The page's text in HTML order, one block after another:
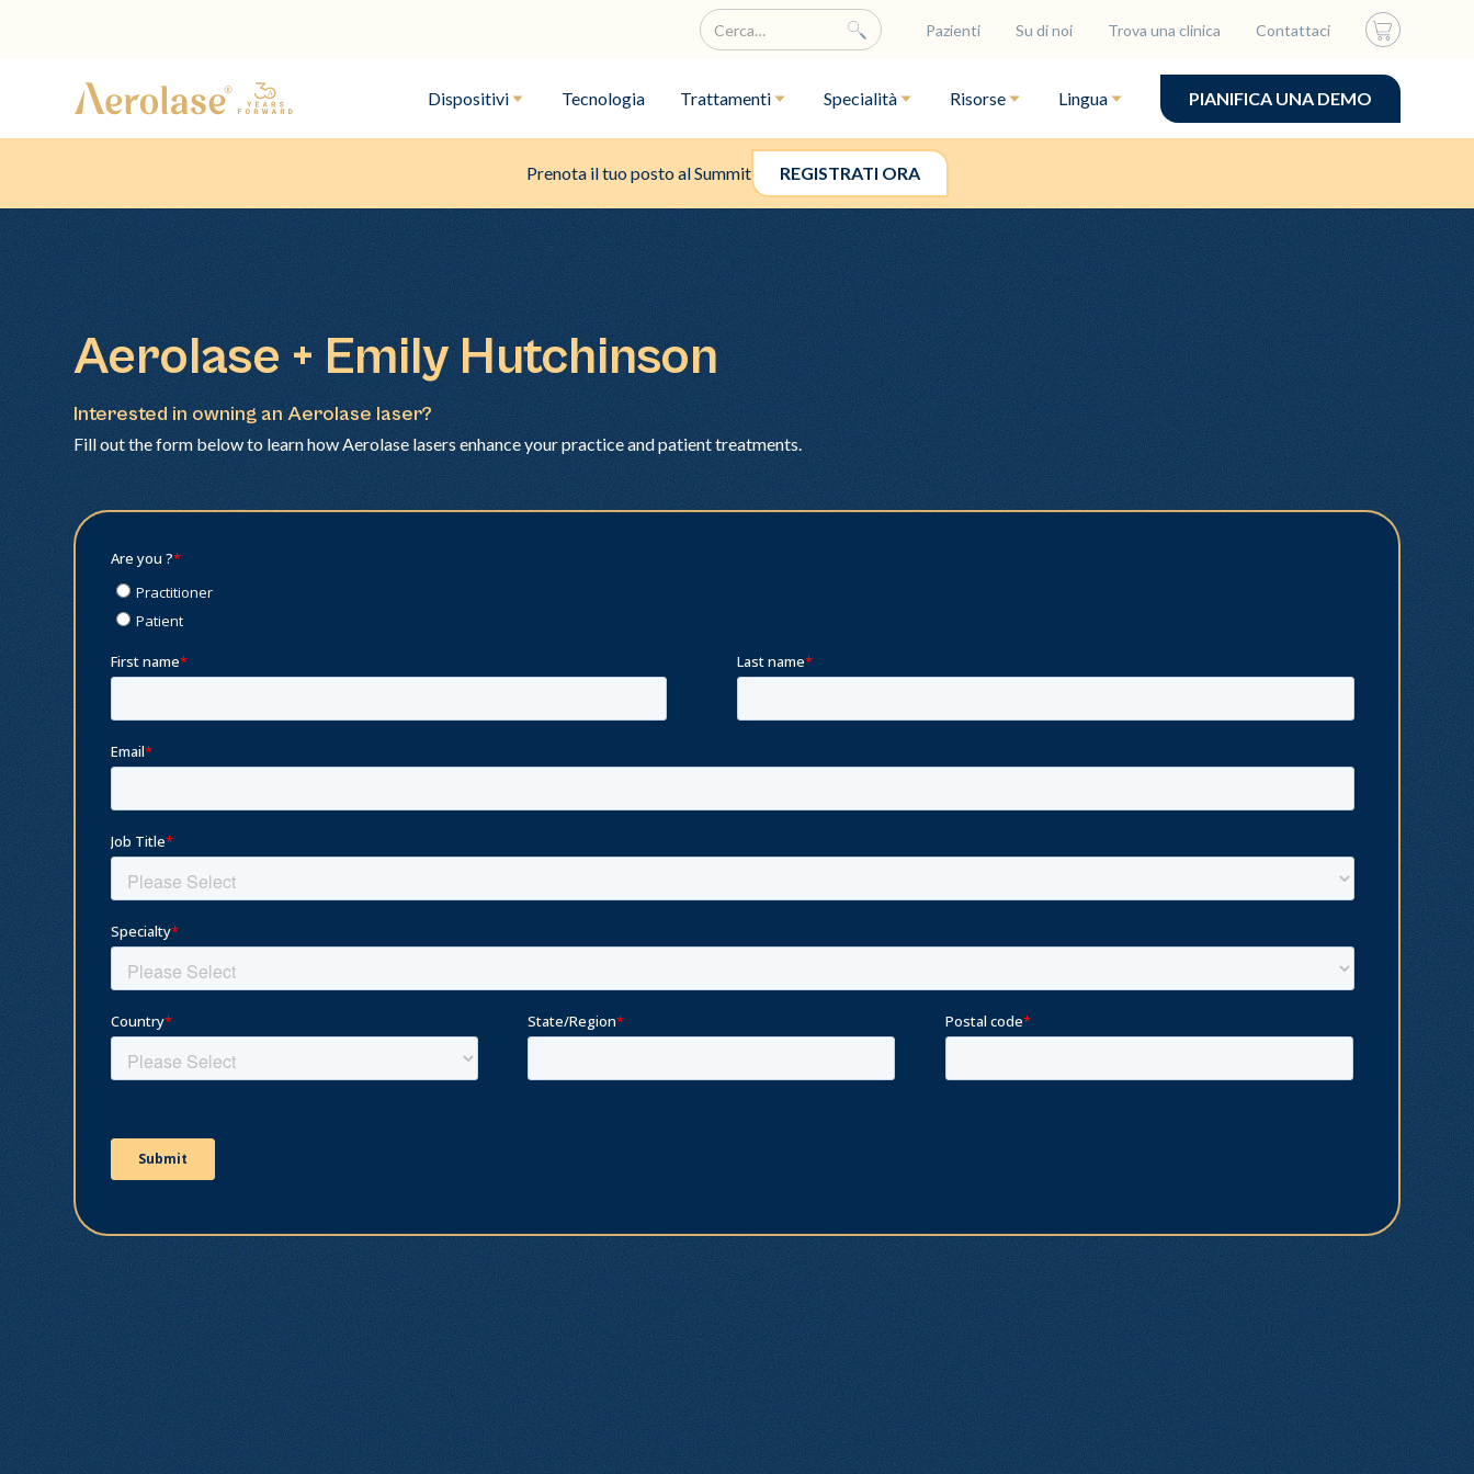
Pazienti Su di noi Trova una clinica Contattaci
Dispositivi Tecnologia Trattamenti Specialità Risorse Lingua PIANIFICA UNA DEMO
Prenota il tuo posto al Summit REGISTRATI ORA
Aerolase + Emily Hutchinson
Interested in owning an Aerolase laser?
Fill out the form below to learn how Aerolase lasers enhance your practice and patient treatments.